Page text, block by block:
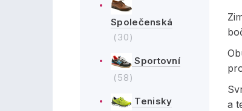
Společenská
(30)
Sportovní
(58)
Tenisky
a